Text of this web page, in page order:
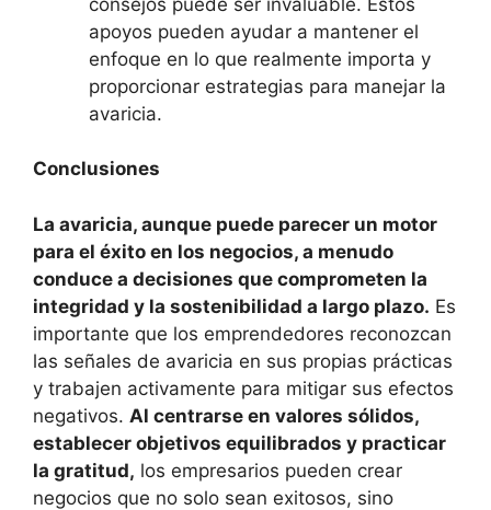
apoyos pueden ayudar a mantener el
enfoque en lo que realmente importa y
proporcionar estrategias para manejar la
avaricia​​.
Conclusiones
La avaricia, aunque puede parecer un motor
para el éxito en los negocios, a menudo
conduce a decisiones que comprometen la
integridad y la sostenibilidad a largo plazo. Es
importante que los emprendedores reconozcan
las señales de avaricia en sus propias prácticas
y trabajen activamente para mitigar sus efectos
negativos. Al centrarse en valores sólidos,
establecer objetivos equilibrados y practicar
la gratitud, los empresarios pueden crear
negocios que no solo sean exitosos, sino